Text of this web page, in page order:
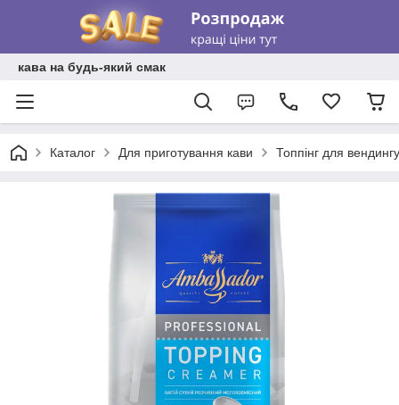
кава на будь-який смак
Каталог Для приготування кави Топпінг для